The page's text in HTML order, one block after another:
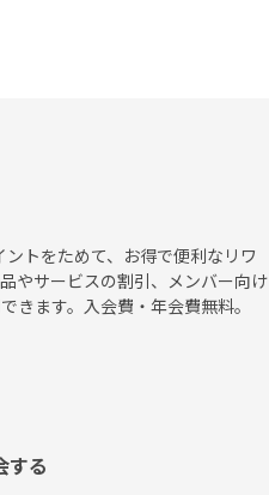
トをためて、お得で便利なリワ
やサービスの割引、メンバー向け
きます。入会費・年会費無料。
する